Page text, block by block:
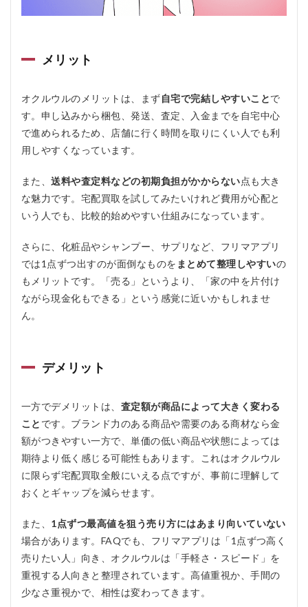
メリット
オクルウルのメリットは、まず自宅で完結しやすいことで
す。申し込みから梱包、発送、査定、入金までを自宅中心
で進められるため、店舗に行く時間を取りにくい人でも利
用しやすくなっています。
また、送料や査定料などの初期負担がかからない点も大き
な魅力です。宅配買取を試してみたいけれど費用が心配と
いう人でも、比較的始めやすい仕組みになっています。
さらに、化粧品やシャンプー、サプリなど、フリマアプリ
では1点ずつ出すのが面倒なものを まとめて整理しやすいの
もメリットです。「売る」というより、「家の中を片付け
ながら現金化もできる」という感覚に近いかもしれませ
ん。
デメリット
一方でデメリットは、 査定額が商品によって大きく変わる
こと です。ブランド力のある商品や需要のある商材なら金
額がつきやすい一方で、単価の低い商品や状態によっては
期待より低く感じる可能性もあります。これはオクルウル
に限らず宅配買取全般にいえる点ですが、事前に理解して
おくとギャップを減らせます。
また、 1点ずつ最高値を狙う売り方にはあまり向いていない
場合があります。FAQでも、フリマアプリは「1点ずつ高く
売りたい人」向き、オクルウルは「手軽さ・スピード」を
重視する人向きと整理されています。高値重視か、手間の
少なさ重視かで、相性は変わってきます。